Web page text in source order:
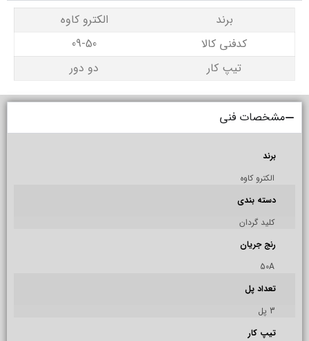
برند
الکترو کاوه
کدفنی کالا
09-50
تیپ کار
دو دور
مشخصات فنی
برند
الکترو کاوه
دسته بندی
کلید گردان
رنج جریان
50A
تعداد پل
3 پل
تیپ کار